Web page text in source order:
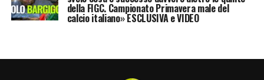
al caso.
della FIGC. Campionato Primavera male del
calcio italiano» ESCLUSIVA e VIDEO